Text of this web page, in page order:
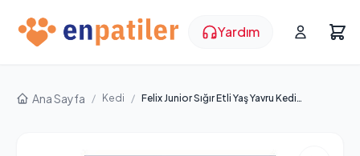
Yardım
Ana Sayfa / Kedi / Felix Junior Sığır Etli Yaş Yavru Kedi Maması 85 g